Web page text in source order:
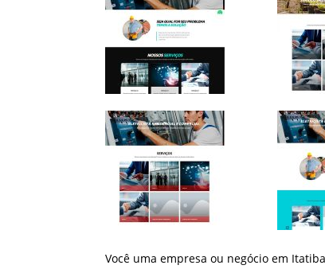
Você uma empresa ou negócio em